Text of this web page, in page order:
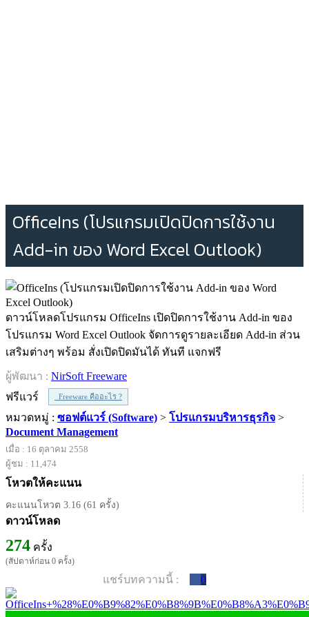
OfficeIns (โปรแกรมเปิดปิดการใช้งาน
Add-in ของ Word Excel Outlook)
ดาวน์โหลดโปรแกรม OfficeIns เปิดปิดการใช้งาน Add-in ของ
โปรแกรม Word Excel Outlook จัดการดูรายละเอียด Add-in ส่วน
เสริมต่างๆ พร้อม สั่งเปิดปิดมันได้ ทันที แจกฟรี
ผู้พัฒนา : NirSoft Freeware
ฟรีแวร์
Freeware คืออะไร ?
หมวดหมู่ : ซอฟต์แวร์ (Software) > โปรแกรมบริหารธุรกิจ >
Document Management
เมื่อ : 16 ตุลาคม 2558
ผู้ชม : 11,474
โหวตให้คะแนน
คะแนนโหวต 3.16 (61 ครั้ง)
ดาวน์โหลด
274 ครั้ง
(สัปดาห์ก่อน 0 ครั้ง)
แชร์บทความนี้ : 0